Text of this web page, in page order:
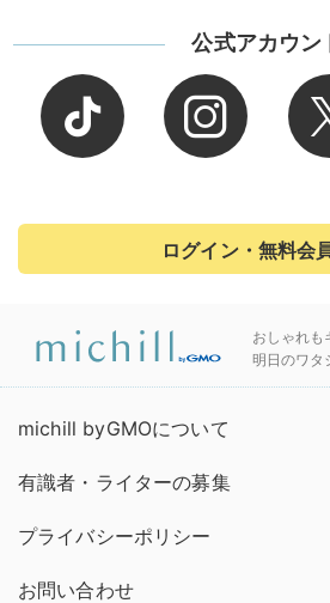
公式アカウン
ログイン・無料会
おしゃれも
明日のワタ
michill byGMOについて
有識者・ライターの募集
プライバシーポリシー
お問い合わせ